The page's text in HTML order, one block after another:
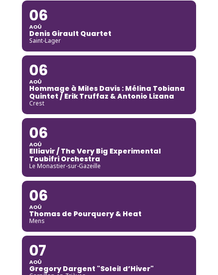
06
AOÛ
Denis Girault Quartet
Saint-Lager
06
AOÛ
Hommage à Miles Davis : Mélina Tobiana
Quintet / Erik Truffaz & Antonio Lizana
Crest
06
AOÛ
Elliavir / The Very Big Experimental
Toubifri Orchestra
Le Monastier-sur-Gazeille
06
AOÛ
Thomas de Pourquery & Heat
Mens
07
AOÛ
Gregory Dargent "Soleil d’Hiver"